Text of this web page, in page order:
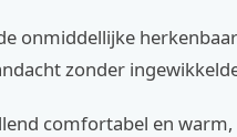
onmiddellijke
zonder
comfortabel en